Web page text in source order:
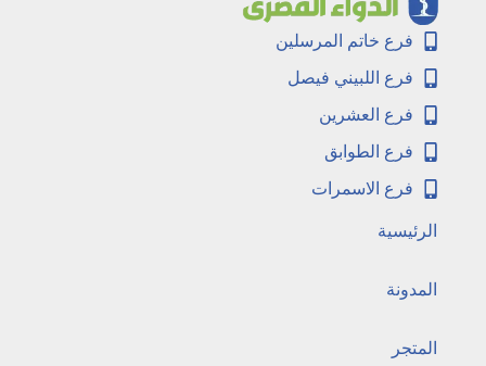
فرع خاتم المرسلين
فرع اللبيني فيصل
فرع العشرين
فرع الطوابق
فرع الاسمرات
الرئيسية
المدونة
المتجر